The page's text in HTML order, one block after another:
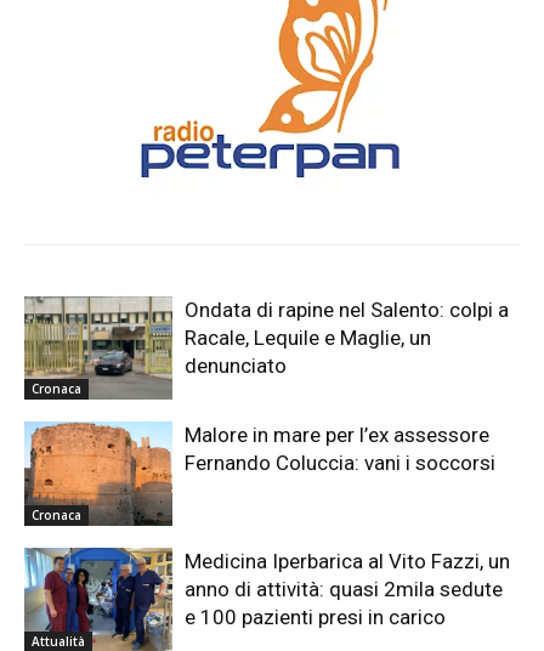
Cronaca
Ondata di rapine nel Salento: colpi a
Racale, Lequile e Maglie, un
denunciato
Cronaca
Malore in mare per l’ex assessore
Fernando Coluccia: vani i soccorsi
Attualità
Medicina Iperbarica al Vito Fazzi, un
anno di attività: quasi 2mila sedute
e 100 pazienti presi in carico